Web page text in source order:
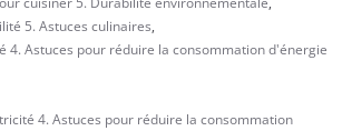
5. Astuces culinaires,
4. Astuces pour réduire la consommation d'énergie
4. Astuces pour réduire la consommation